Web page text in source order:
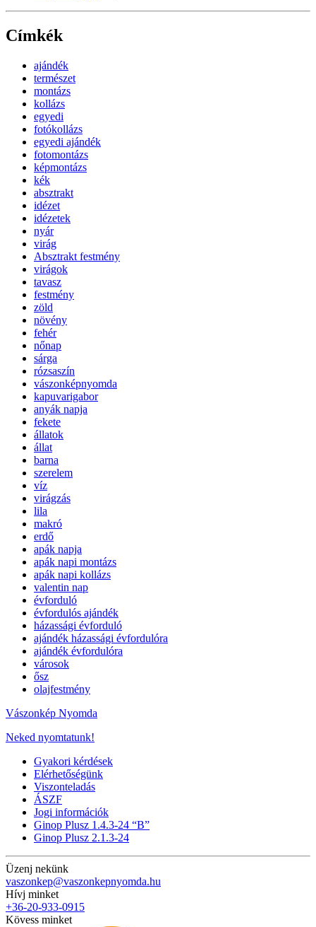
Címkék
ajándék
természet
montázs
kollázs
egyedi
fotókollázs
egyedi ajándék
fotomontázs
képmontázs
kék
absztrakt
idézet
idézetek
nyár
virág
Absztrakt festmény
virágok
tavasz
festmény
zöld
növény
fehér
nőnap
sárga
rózsaszín
vászonképnyomda
kapuvarigabor
anyák napja
fekete
állatok
állat
barna
szerelem
víz
virágzás
lila
makró
erdő
apák napja
apák napi montázs
apák napi kollázs
valentin nap
évforduló
évfordulós ajándék
házassági évforduló
ajándék házassági évfordulóra
ajándék évfordulóra
városok
ősz
olajfestmény
Vászonkép Nyomda
Neked nyomtatunk!
Gyakori kérdések
Elérhetőségünk
Viszonteladás
ÁSZF
Jogi információk
Ginop Plusz 1.4.3-24 “B”
Ginop Plusz 2.1.3-24
Üzenj nekünk
vaszonkep@vaszonkepnyomda.hu
Hívj minket
+36-20-933-0915
Kövess minket